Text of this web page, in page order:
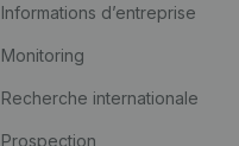
Informations d’entreprise
Monitoring
Recherche internationale
Prospection